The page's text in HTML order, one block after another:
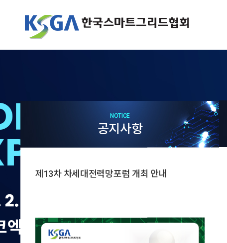
NOTICE
공지사항
제13차 차세대전력망포럼 개최 안내